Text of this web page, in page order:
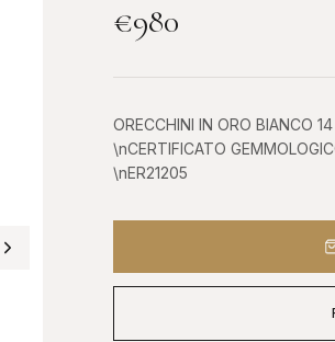
Bene rifugio certificato
COLLO
Patek, AP, Vacheron, Richard Mille
ASTE
€980
ORECCHINI IN ORO BIANCO
\nCERTIFICATO
\nER21205